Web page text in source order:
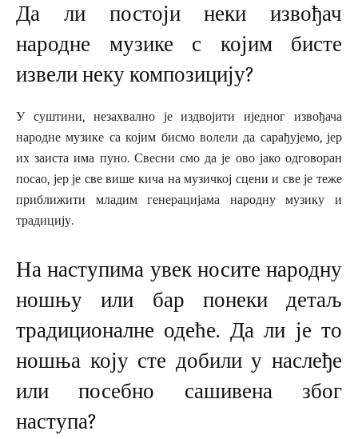
Да ли постоји неки извођач
народне музике с којим бисте
извели неку композицију?
У суштини, незахвално је издвојити иједног извођача
народне музике са којим бисмо волели да сарађујемо, јер
их заиста има пуно. Свесни смо да је ово јако одговоран
посао, јер је све више кича на музичкој сцени и све је теже
приближити младим генерацијама народну музику и
традицију.
На наступима увек носите народну
ношњу или бар понеки детаљ
традиционалне одеће. Да ли је то
ношња коју сте добили у наслеђе
или посебно сашивена због
наступа?